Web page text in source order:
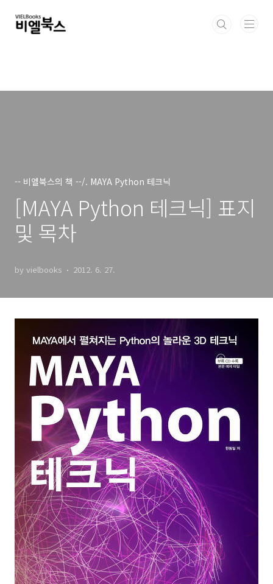
-- 비엘북스의 책 --/. MAYA Python 테크닉
[MAYA Python 테크닉] 표지
및 목차
by vielbooks 2012. 6. 27.